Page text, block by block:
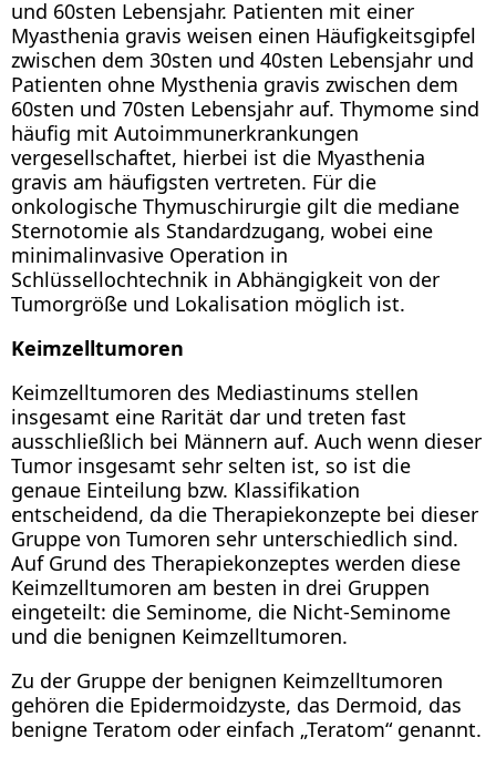
und 60sten Lebensjahr. Patienten mit einer
Myasthenia gravis weisen einen Häufigkeitsgipfel
zwischen dem 30sten und 40sten Lebensjahr und
Patienten ohne Mysthenia gravis zwischen dem
60sten und 70sten Lebensjahr auf. Thymome sind
häufig mit Autoimmunerkrankungen
vergesellschaftet, hierbei ist die Myasthenia
gravis am häufigsten vertreten. Für die
onkologische Thymuschirurgie gilt die mediane
Sternotomie als Standardzugang, wobei eine
minimalinvasive Operation in
Schlüssellochtechnik in Abhängigkeit von der
Tumorgröße und Lokalisation möglich ist.
Keimzelltumoren
Keimzelltumoren des Mediastinums stellen
insgesamt eine Rarität dar und treten fast
ausschließlich bei Männern auf. Auch wenn dieser
Tumor insgesamt sehr selten ist, so ist die
genaue Einteilung bzw. Klassifikation
entscheidend, da die Therapiekonzepte bei dieser
Gruppe von Tumoren sehr unterschiedlich sind.
Auf Grund des Therapiekonzeptes werden diese
Keimzelltumoren am besten in drei Gruppen
eingeteilt: die Seminome, die Nicht-Seminome
und die benignen Keimzelltumoren.
Zu der Gruppe der benignen Keimzelltumoren
gehören die Epidermoidzyste, das Dermoid, das
benigne Teratom oder einfach „Teratom“ genannt.